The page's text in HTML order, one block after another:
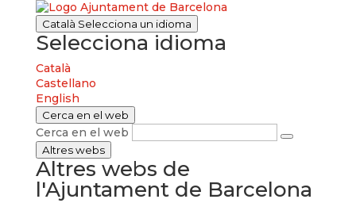
Català Selecciona un idioma
Selecciona idioma
Català
Castellano
English
Cerca en el web
Cerca en el web
Altres webs
Altres webs de
l'Ajuntament de Barcelona